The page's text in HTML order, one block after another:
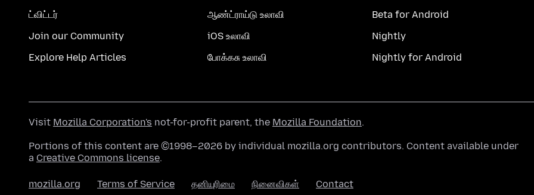
ட்விட்டர்
Join our Community
Explore Help Articles
ஆண்ட்ராய்டு உலாவி
iOS உலாவி
போக்கசு உலாவி
Beta for Android
Nightly
Nightly for Android
Visit Mozilla Corporation's not-for-profit parent, the Mozilla Foundation.
Portions of this content are ©1998–2026 by individual mozilla.org contributors. Content available under
a Creative Commons license.
mozilla.org Terms of Service தனியுரிமை நினைவிகள் Contact